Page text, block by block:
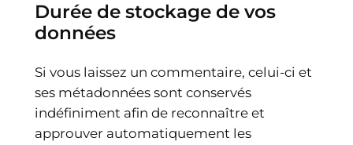
Durée de stockage de vos
données
Si vous laissez un commentaire, celui-ci et
ses métadonnées sont conservés
indéfiniment afin de reconnaître et
approuver automatiquement les